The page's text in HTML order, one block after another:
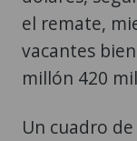
el remate,
vacantes
millón 420
Un cuadro